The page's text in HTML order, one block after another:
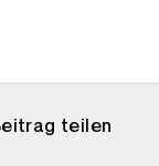
teilen